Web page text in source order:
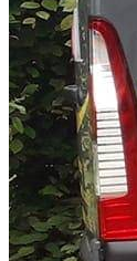
Déco Stil Plâtrerie